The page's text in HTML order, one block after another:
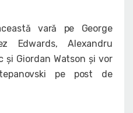
vară pe George
Edwards, Alexandru
și Giordan Watson și vor
pe post de